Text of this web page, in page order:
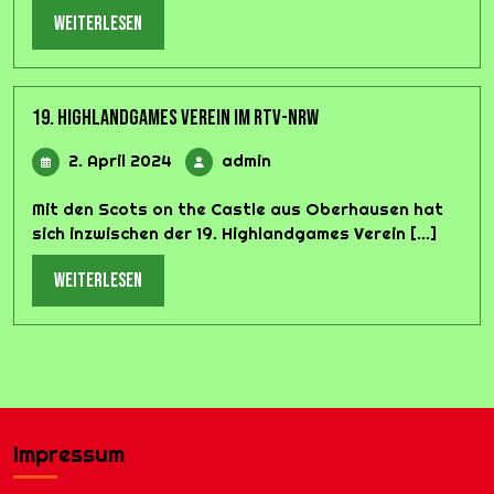
weiterlesen
19. Highlandgames Verein im RTV-NRW
2. April 2024
April
2024
admin
Mit den Scots on the Castle aus Oberhausen hat
sich inzwischen der 19. Highlandgames Verein [...]
weiterlesen
Impressum